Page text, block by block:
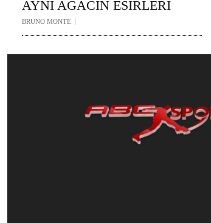
AYNI AĞACIN ESİRLERİ
BRUNO MONTE